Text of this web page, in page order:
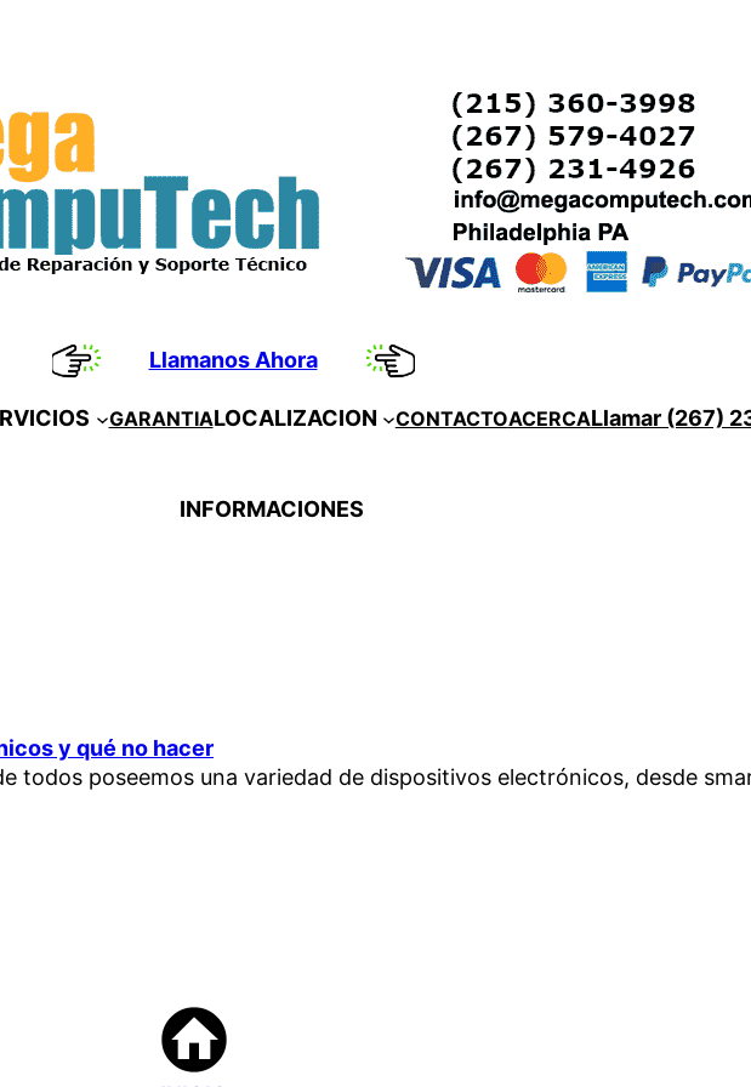
Llamanos Ahora
GARANTIALOCALIZACION CONTACTOACERCALlamar (267)
INFORMACIONES
y qué no hacer
todos poseemos una variedad de dispositivos electrónicos, desde